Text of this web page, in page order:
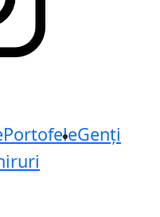
PortofeleGenți